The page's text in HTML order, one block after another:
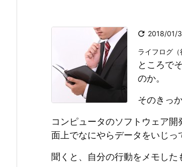
 2018/01/
ライフログ
ところで
のか。
そのきっ
コンピュータのソフトウェア
面上でなにやらデータをいじっ
聞くと、自分の行動をメモした